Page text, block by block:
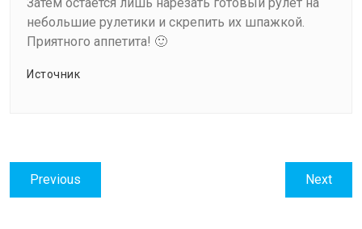
небольшие рулетики и скрепить их шпажкой.
Приятного аппетита! 🙂
Источник
Навигация
по
Previous
post:
NextNext
post: